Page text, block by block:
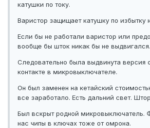
катушки по току.
Варистор защищает катушку по избытку
Если бы не работали варистор или
вообще бы шток никак бы не выдвигался.
Следовательно была выдвинута версия
контакте в микровыключателе.
Он был заменен на кетайский
все заработало. Есть дальний свет.
Был вскрыт родной микровыключатель.
нас чипы в ключах тоже от омрона.